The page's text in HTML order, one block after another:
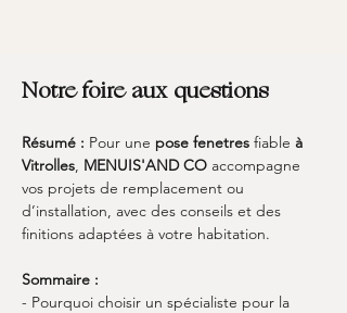
Notre foire aux questions
Résumé : Pour une pose fenetres fiable à
Vitrolles, MENUIS'AND CO accompagne
vos projets de remplacement ou
d’installation, avec des conseils et des
finitions adaptées à votre habitation.
Sommaire :
- Pourquoi choisir un spécialiste pour la